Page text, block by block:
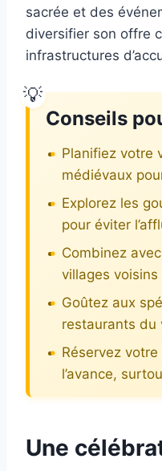
sacrée et des
diversifier son offre
infrastructures
Conseils
Planifiez votre
médiévaux
Explorez les
pour éviter
Combinez
villages voisins
Goûtez aux
restaurants du
Réservez
l’avance,
Une